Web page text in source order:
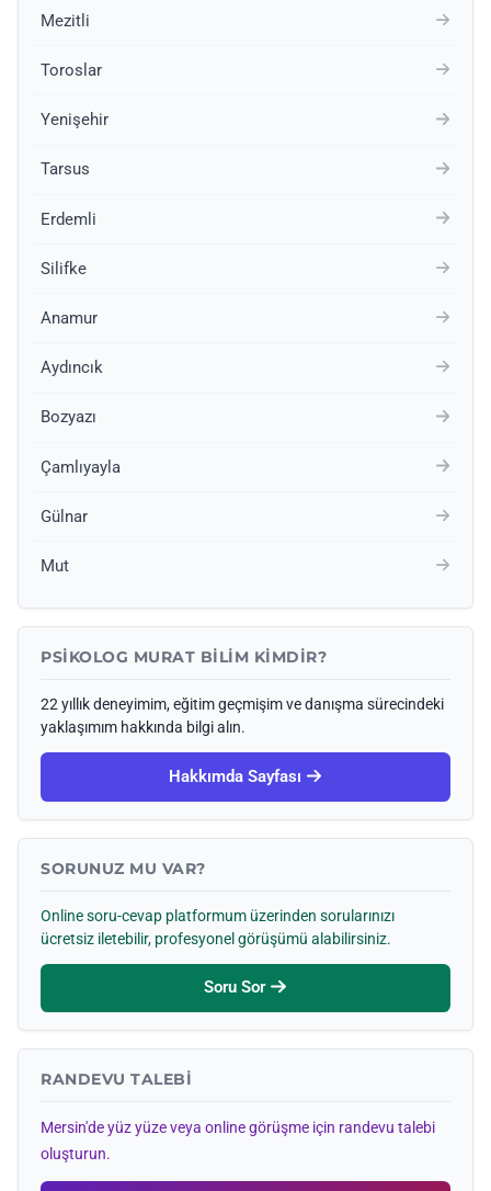
Mezitli
Toroslar
Yenişehir
Tarsus
Erdemli
Silifke
Anamur
Aydıncık
Bozyazı
Çamlıyayla
Gülnar
Mut
PSIKOLOG MURAT BILIM KIMDIR?
22 yıllık deneyimim, eğitim geçmişim ve danışma sürecindeki
yaklaşımım hakkında bilgi alın.
Hakkımda Sayfası
SORUNUZ MU VAR?
Online soru-cevap platformum üzerinden sorularınızı
ücretsiz iletebilir, profesyonel görüşümü alabilirsiniz.
Soru Sor
RANDEVU TALEBI
Mersin'de yüz yüze veya online görüşme için randevu talebi
oluşturun.